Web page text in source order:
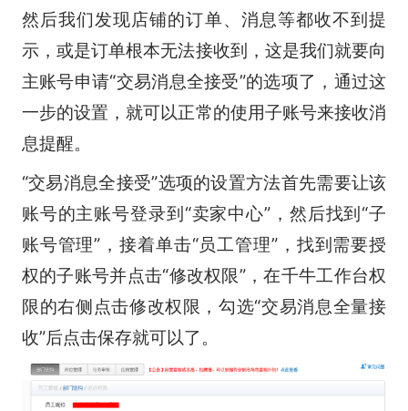
然后我们发现店铺的订单、消息等都收不到提
示，或是订单根本无法接收到，这是我们就要向
主账号申请“交易消息全接受”的选项了，通过这
一步的设置，就可以正常的使用子账号来接收消
息提醒。
“交易消息全接受”选项的设置方法首先需要让该
账号的主账号登录到“卖家中心”，然后找到“子
账号管理”，接着单击“员工管理”，找到需要授
权的子账号并点击“修改权限”，在千牛工作台权
限的右侧点击修改权限，勾选“交易消息全量接
收”后点击保存就可以了。